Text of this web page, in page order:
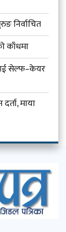
निर्वाचित
काँधमा
सेल्फ–केयर
माया